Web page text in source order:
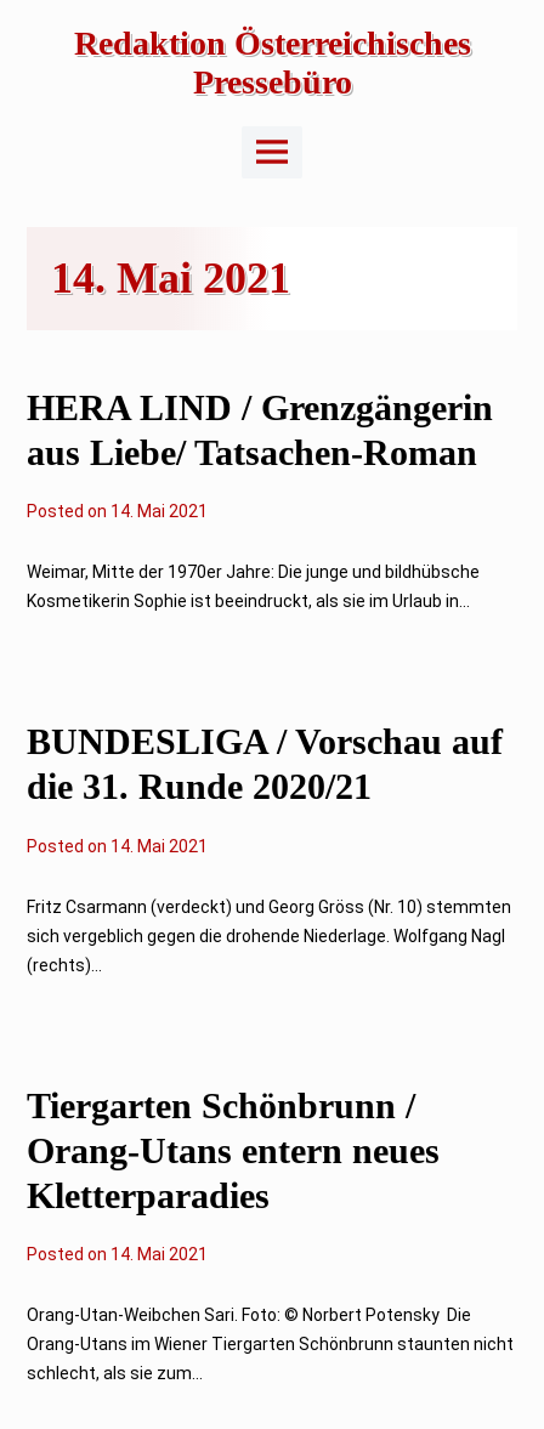
Redaktion Österreichisches
Pressebüro
Main
Menu
14. Mai 2021
HERA LIND / Grenzgängerin
aus Liebe/ Tatsachen-Roman
Posted on 1
M
a
i
14. Mai 2021
Weimar, Mitte der 1970er Jahre: Die junge und bildhübsche
Kosmetikerin Sophie ist beeindruckt, als sie im Urlaub in...
BUNDESLIGA / Vorschau auf
die 31. Runde 2020/21
Posted on 1
M
i
14. Mai 2021
Fritz Csarmann (verdeckt) und Georg Gröss (Nr. 10) stemmten
sich vergeblich gegen die drohende Niederlage. Wolfgang Nagl
(rechts)...
Tiergarten Schönbrunn /
Orang-Utans entern neues
Kletterparadies
Posted on 1
M
i
2
14. Mai 2021
Orang-Utan-Weibchen Sari. Foto: © Norbert Potensky Die
Orang-Utans im Wiener Tiergarten Schönbrunn staunten nicht
schlecht, als sie zum...